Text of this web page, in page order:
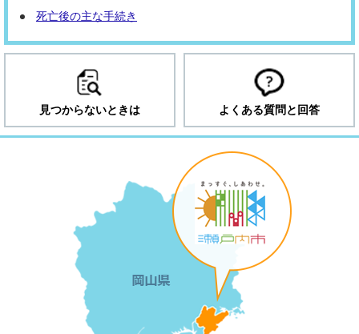
死亡後の主な手続き
見つからないときは よくある質問と回答